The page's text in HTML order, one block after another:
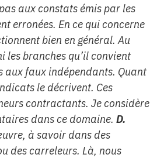
aux constats émis par les
erronées. En ce qui concerne
bien en général. Au
branches qu’il convient
aux faux indépendants. Quant
le décrivent. Ces
contractants. Je considère
dans ce domaine.D.
à savoir dans des
des carreleurs. Là, nous